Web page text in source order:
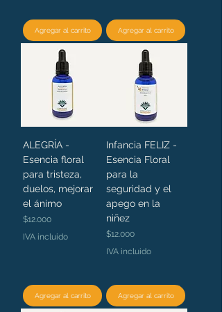
Agregar al carrito Agregar al carrito
ALEGRÍA -
Esencia floral
para tristeza,
duelos, mejorar
el ánimo
Precio
$12.000
IVA incluido
Agregar al carrito
Infancia FELIZ -
Esencia Floral
para la
seguridad y el
apego en la
niñez
Precio
$12.000
IVA incluido
Agregar al carrito